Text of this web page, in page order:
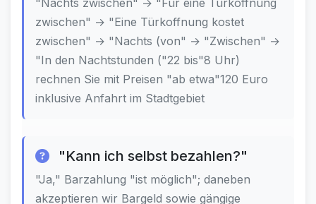
zwischen" → "Eine Türkoffnung kostet
zwischen" → "Nachts (von" → "Zwischen" →
"In den Nachtstunden ("22 bis"8 Uhr)
rechnen Sie mit Preisen "ab etwa"120 Euro
inklusive Anfahrt im Stadtgebiet
"Kann ich selbst bezahlen?"
"Ja," Barzahlung "ist möglich"; daneben
akzeptieren wir Bargeld sowie gängige